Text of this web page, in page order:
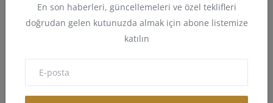
En son haberleri, güncellemeleri ve özel teklifleri
doğrudan gelen kutunuzda almak için abone listemize
katılın
süreçte vatandaş katılımını artırmayı hedefler.
Etiketler:
Üsküdar Belediyesi İBB hilmi türkmen
KENT BİLGİSİ üsküdar istanbul